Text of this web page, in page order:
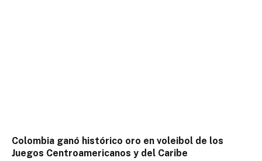
Colombia ganó histórico oro en voleibol de los
Juegos Centroamericanos y del Caribe